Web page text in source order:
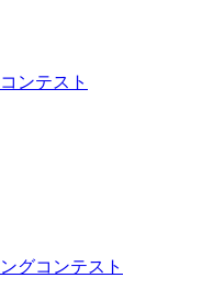
ンテスト
グコンテスト